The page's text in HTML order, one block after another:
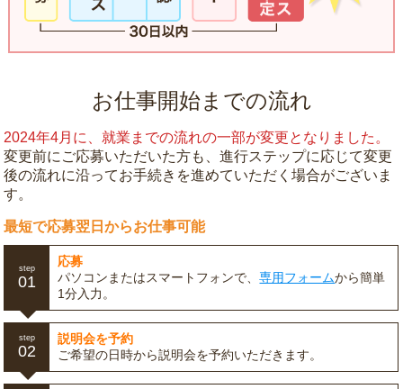
お仕事開始までの流れ
2024年4月に、就業までの流れの一部が変更となりました。
変更前にご応募いただいた方も、進行ステップに応じて変更
後の流れに沿ってお手続きを進めていただく場合がございま
す。
最短で応募翌日からお仕事可能
step
01
応募
パソコンまたはスマートフォンで、専用フォームから簡単
1分入力。
step
02
説明会を予約
ご希望の日時から説明会を予約いただきます。